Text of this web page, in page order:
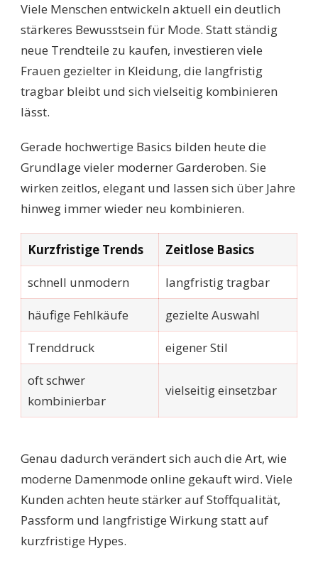
Viele Menschen entwickeln aktuell ein deutlich
stärkeres Bewusstsein für Mode. Statt ständig
neue Trendteile zu kaufen, investieren viele
Frauen gezielter in Kleidung, die langfristig
tragbar bleibt und sich vielseitig kombinieren
lässt.
Gerade hochwertige Basics bilden heute die
Grundlage vieler moderner Garderoben. Sie
wirken zeitlos, elegant und lassen sich über Jahre
hinweg immer wieder neu kombinieren.
Kurzfristige Trends
Zeitlose Basics
schnell unmodern
langfristig tragbar
häufige Fehlkäufe
gezielte Auswahl
Trenddruck
eigener Stil
oft schwer
kombinierbar
vielseitig einsetzbar
Genau dadurch verändert sich auch die Art, wie
moderne Damenmode online gekauft wird. Viele
Kunden achten heute stärker auf Stoffqualität,
Passform und langfristige Wirkung statt auf
kurzfristige Hypes.